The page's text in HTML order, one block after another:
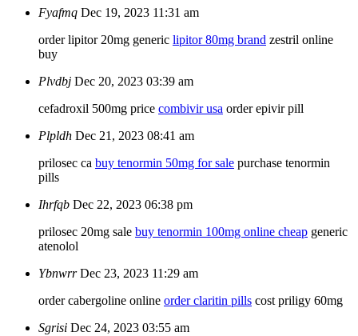
Fyafmq Dec 19, 2023 11:31 am
order lipitor 20mg generic lipitor 80mg brand zestril online
buy
Plvdbj Dec 20, 2023 03:39 am
cefadroxil 500mg price combivir usa order epivir pill
Plpldh Dec 21, 2023 08:41 am
prilosec ca buy tenormin 50mg for sale purchase tenormin
pills
Ihrfqb Dec 22, 2023 06:38 pm
prilosec 20mg sale buy tenormin 100mg online cheap generic
atenolol
Ybnwrr Dec 23, 2023 11:29 am
order cabergoline online order claritin pills cost priligy 60mg
Sgrisi Dec 24, 2023 03:55 am